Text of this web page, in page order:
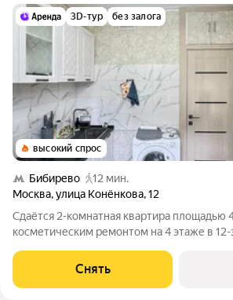
3D-тур без залога
высокий спрос
Бибирево
12 мин.
Москва,улица Конёнкова,12
Сдаётся 2-комнатная квартира площадью
косметическим ремонтом на 4 этаже в
выходят на улицу. В подъезде
Снять